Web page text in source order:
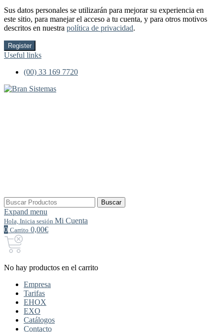
Sus datos personales se utilizarán para mejorar su experiencia en
este sitio, para manejar el acceso a tu cuenta, y para otros motivos
descritos en nuestra política de privacidad.
Register
Useful links
(00) 33 169 7720
Buscar
por:
Buscar
Expand menu
Hola, Inicia sesión Mi Cuenta
0 Carrito 0,00€
No hay productos en el carrito
Empresa
Tarifas
EHOX
EXO
Catálogos
Contacto